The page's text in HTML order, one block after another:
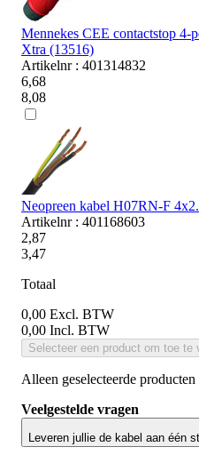
Mennekes CEE contactstop
Xtra (13516)
Artikelnr : 401314832
6,68
8,08
Neopreen kabel H07RN-F
Artikelnr : 401168603
2,87
3,47
Totaal
0,00 Excl. BTW
0,00 Incl. BTW
Selecteer een product om toe te
Alleen geselecteerde
Veelgestelde vragen
Leveren jullie de kabel aan één